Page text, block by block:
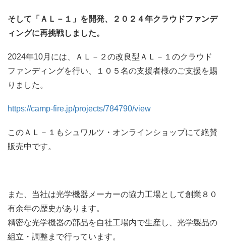
そして「ＡＬ－１」を開発、２０２４年クラウドファンデ
ィングに再挑戦しました。
2024年10月には、ＡＬ－２の改良型ＡＬ－１のクラウド
ファンディングを行い、１０５名の支援者様のご支援を賜
りました。
https://camp-fire.jp/projects/784790/view
このＡＬ－１もシュワルツ・オンラインショップにて絶賛
販売中です。
また、当社は光学機器メーカーの協力工場として創業８０
有余年の歴史があります。
精密な光学機器の部品を自社工場内で生産し、光学製品の
組立・調整まで行っています。